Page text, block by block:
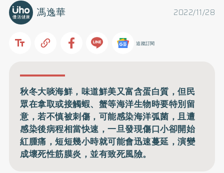
2022/11/28
馮逸華
追蹤訂閱
秋冬大啖海鮮，味道鮮美又富含蛋白質，但民
眾在拿取或接觸蝦、蟹等海洋生物時要特別留
意，若不慎被刺傷，可能感染海洋弧菌，且遭
感染後病程相當快速，一旦發現傷口小卻開始
紅腫痛，短短幾小時就可能會迅速蔓延，演變
成壞死性筋膜炎，並有致死風險。